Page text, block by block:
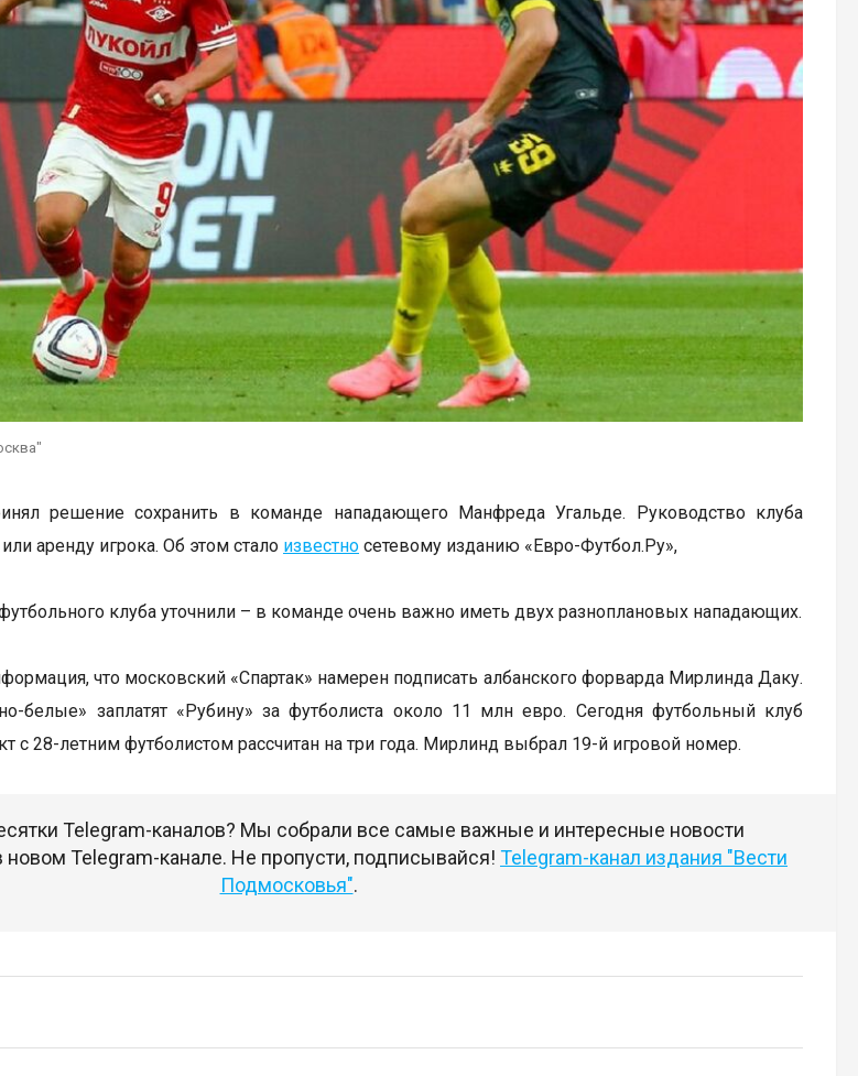
решение сохранить в команде нападающего Манфреда Угальде. Руководство клуба
аренду игрока. Об этом стало известно сетевому изданию «Евро-Футбол.Ру»,
клуба уточнили – в команде очень важно иметь двух разноплановых нападающих.
что московский «Спартак» намерен подписать албанского форварда Мирлинда Даку.
белые» заплатят «Рубину» за футболиста около 11 млн евро. Сегодня футбольный клуб
с 28-летним футболистом рассчитан на три года. Мирлинд выбрал 19-й игровой номер.
Telegram-каналов? Мы собрали все самые важные и интересные новости
новом Telegram-канале. Не пропусти, подписывайся! Telegram-канал издания "Вести
Подмосковья".